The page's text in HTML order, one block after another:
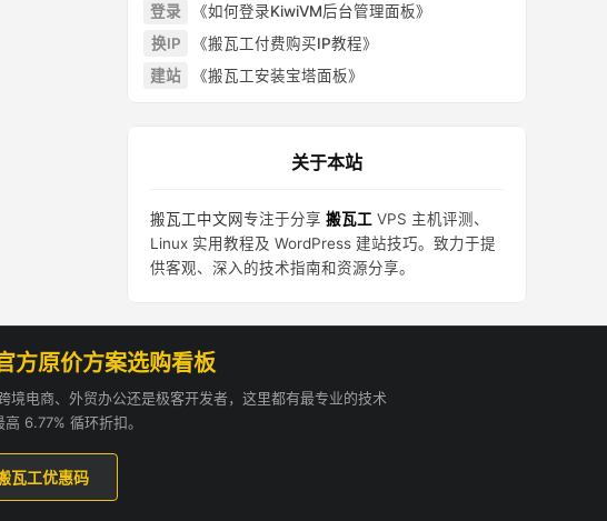
登录
《如何登录KiwiVM后台管理面板》
换IP
《搬瓦工付费购买IP教程》
建站
《搬瓦工安装宝塔面板》
关于本站
搬瓦工中文网专注于分享 搬瓦工 VPS 主机评测、
Linux 实用教程及 WordPress 建站技巧。致力于提
供客观、深入的技术指南和资源分享。
方原价方案选购看板
电商、外贸办公还是极客开发者，这里都有最专业的技术
6.77% 循环折扣。
瓦工优惠码